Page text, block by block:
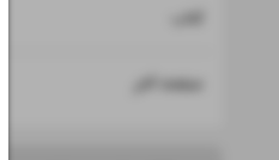
کتاب
صفحه آخر